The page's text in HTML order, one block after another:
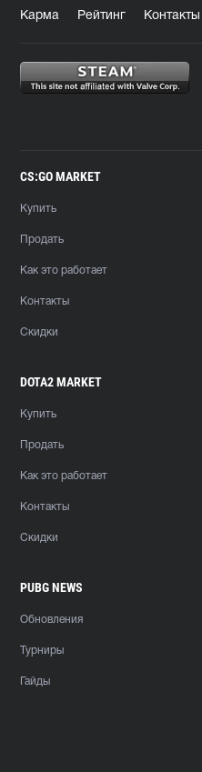
Карма Рейтинг Контакты
CS:GO MARKET
Купить
Продать
Как это работает
Контакты
Скидки
DOTA2 MARKET
Купить
Продать
Как это работает
Контакты
Скидки
PUBG NEWS
Обновления
Турниры
Гайды